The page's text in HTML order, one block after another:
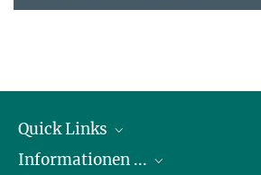
Quick Links
Abteilungen
Informationen ...